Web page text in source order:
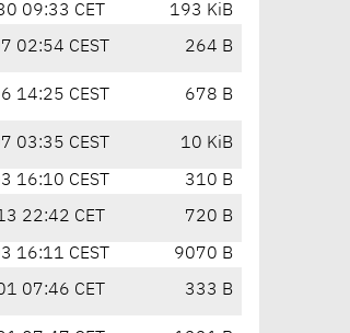
09:33 CET
193 KiB
02:54 CEST 264 B
14:25 CEST 678 B
03:35 CEST 10 KiB
16:10 CEST
310 B
22:42 CET 720 B
16:11 CEST
9070 B
07:46 CET 333 B